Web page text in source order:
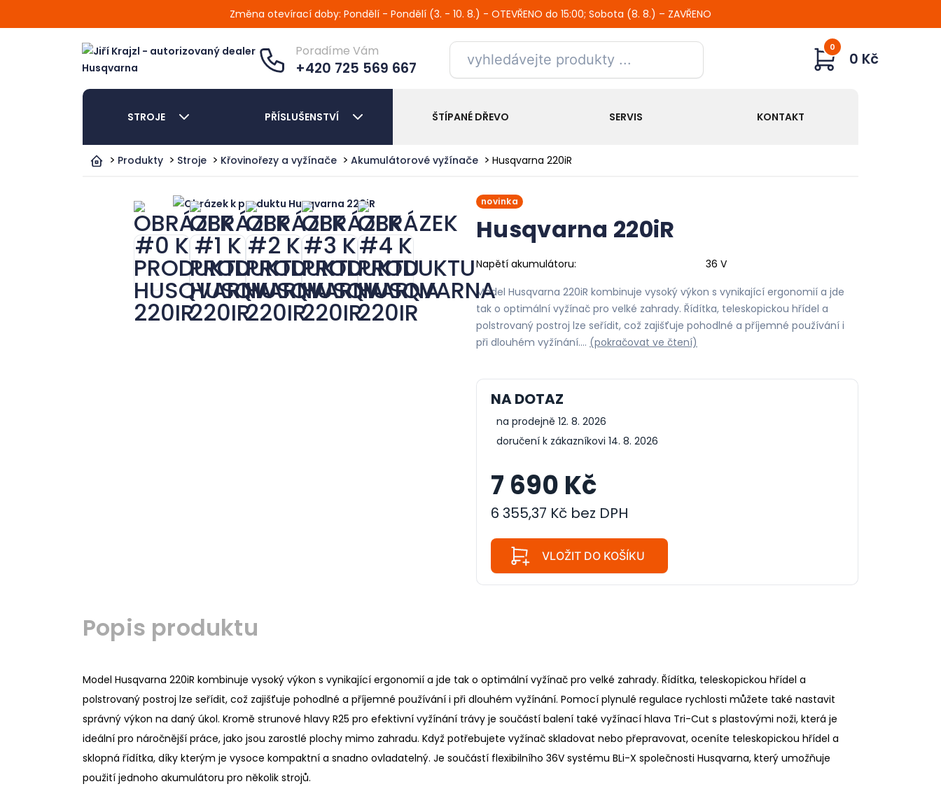
Změna otevírací doby: Pondělí - Pondělí (3. - 10. 8.) - OTEVŘENO do 15:00; Sobota (8. 8.) – ZAVŘENO
Poradíme Vám
+420 725 569 667
0
0 Kč
STROJE PŘÍSLUŠENSTVÍ ŠTÍPANÉ DŘEVO SERVIS KONTAKT
Produkty Stroje Křovinořezy a vyžínače Akumulátorové vyžínače Husqvarna 220iR
novinka
Husqvarna 220iR
Napětí akumulátoru:
36 V
Model Husqvarna 220iR kombinuje vysoký výkon s vynikající ergonomií a jde
tak o optimální vyžínač pro velké zahrady. Řídítka, teleskopickou hřídel a
polstrovaný postroj lze seřídit, což zajišťuje pohodlné a příjemné používání i
při dlouhém vyžínání.… (pokračovat ve čtení)
NA DOTAZ
na prodejně 12. 8. 2026
doručení k zákazníkovi 14. 8. 2026
7 690 Kč
6 355,37 Kč bez DPH
VLOŽIT DO KOŠÍKU
Popis produktu
Model Husqvarna 220iR kombinuje vysoký výkon s vynikající ergonomií a jde tak o optimální vyžínač pro velké zahrady. Řídítka, teleskopickou hřídel a
polstrovaný postroj lze seřídit, což zajišťuje pohodlné a příjemné používání i při dlouhém vyžínání. Pomocí plynulé regulace rychlosti můžete také nastavit
správný výkon na daný úkol. Kromě strunové hlavy R25 pro efektivní vyžínání trávy je součástí balení také vyžínací hlava Tri-Cut s plastovými noži, která je
ideální pro náročnější práce, jako jsou zarostlé plochy mimo zahradu. Když potřebujete vyžínač skladovat nebo přepravovat, oceníte teleskopickou hřídel a
sklopná řídítka, díky kterým je vysoce kompaktní a snadno ovladatelný. Je součástí flexibilního 36V systému BLi-X společnosti Husqvarna, který umožňuje
použití jednoho akumulátoru pro několik strojů.